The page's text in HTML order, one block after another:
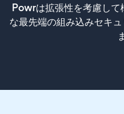
Powrは拡張性を考慮し
な最先端の組み込みセキ